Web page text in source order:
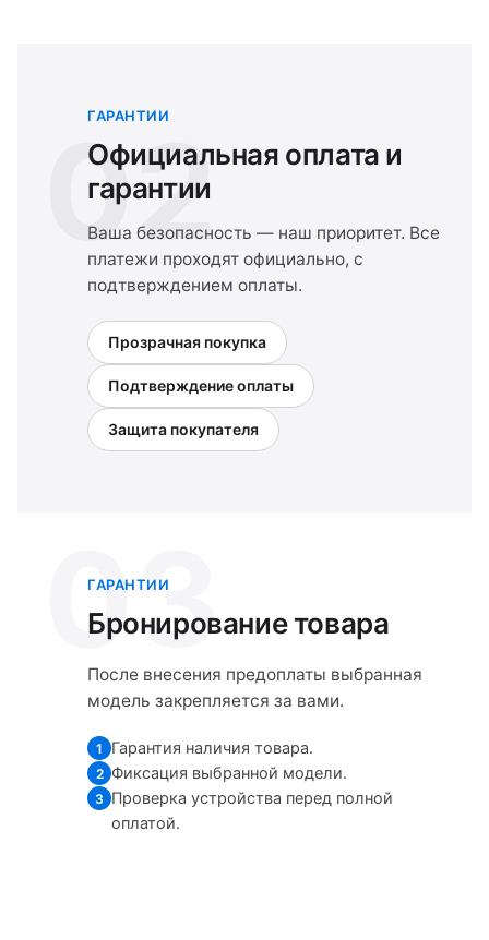
02
ГАРАНТИИ
Официальная оплата и
гарантии
Ваша безопасность — наш приоритет. Все
платежи проходят официально, с
подтверждением оплаты.
Прозрачная покупка
Подтверждение оплаты
Защита покупателя
03
ГАРАНТИИ
Бронирование товара
После внесения предоплаты выбранная
модель закрепляется за вами.
1 Гарантия наличия товара.
2 Фиксация выбранной модели.
3 Проверка устройства перед полной
оплатой.